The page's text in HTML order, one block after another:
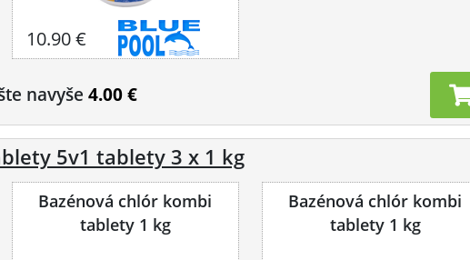
10.90 €
navyše 4.00 €
5v1 tablety 3 x 1 kg
Bazénová chlór kombi
tablety 1 kg
Bazénová chlór kombi
tablety 1 kg